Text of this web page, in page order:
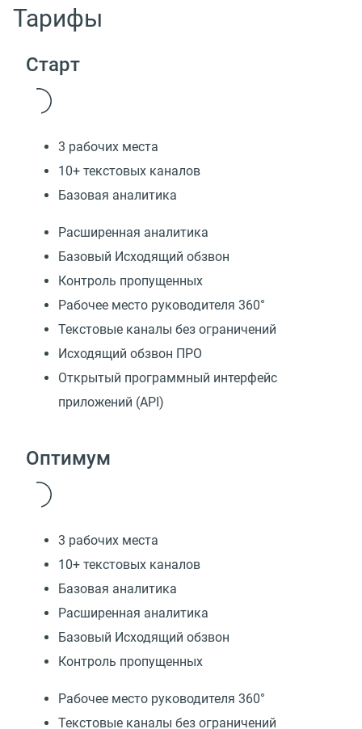
Тарифы
Старт
3 рабочих места
10+ текстовых каналов
Базовая аналитика
Расширенная аналитика
Базовый Исходящий обзвон
Контроль пропущенных
Рабочее место руководителя 360°
Текстовые каналы без ограничений
Исходящий обзвон ПРО
Открытый программный интерфейс
приложений (API)
Оптимум
3 рабочих места
10+ текстовых каналов
Базовая аналитика
Расширенная аналитика
Базовый Исходящий обзвон
Контроль пропущенных
Рабочее место руководителя 360°
Текстовые каналы без ограничений